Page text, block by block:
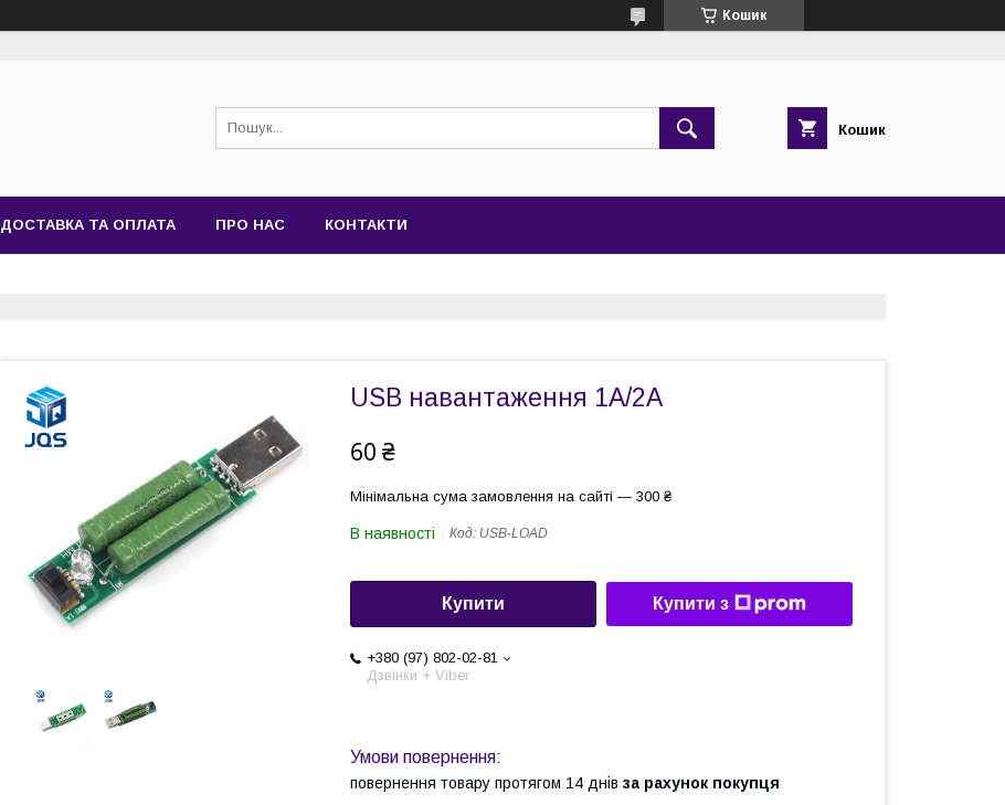
Кошик
Кошик
ДОСТАВКА ТА ОПЛАТА ПРО НАС КОНТАКТИ
USB навантаження 1A/2A
60 ₴
Мінімальна сума замовлення на сайті — 300 ₴
В наявності Код: USB-LOAD
Купити Купити з
+380 (97) 802-02-81
Дзвінки + Viber
повернення товару протягом 14 днів за рахунок покупця